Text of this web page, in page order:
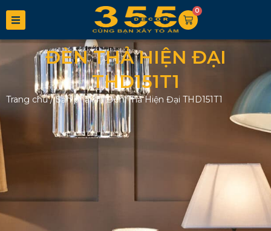
0
ĐÈN THẢ HIỆN ĐẠI
THD151T1
Trang chủ/Sản phẩm/Đèn Thả Hiện Đại THD151T1